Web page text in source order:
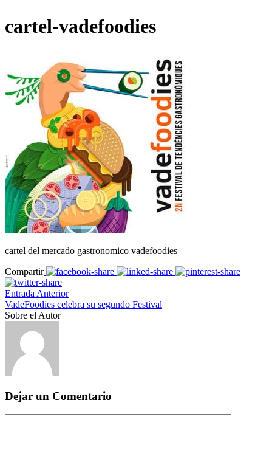
cartel-vadefoodies
cartel del mercado gastronomico vadefoodies
Compartir
Entrada Anterior
VadeFoodies celebra su segundo Festival
Sobre el Autor
Dejar un Comentario